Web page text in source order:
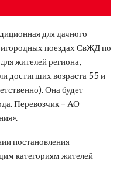
для дачного
поездах СвЖД по
жителей региона,
достигших возраста 55 и
Она будет
Перевозчик – АО
постановления
категориям жителей